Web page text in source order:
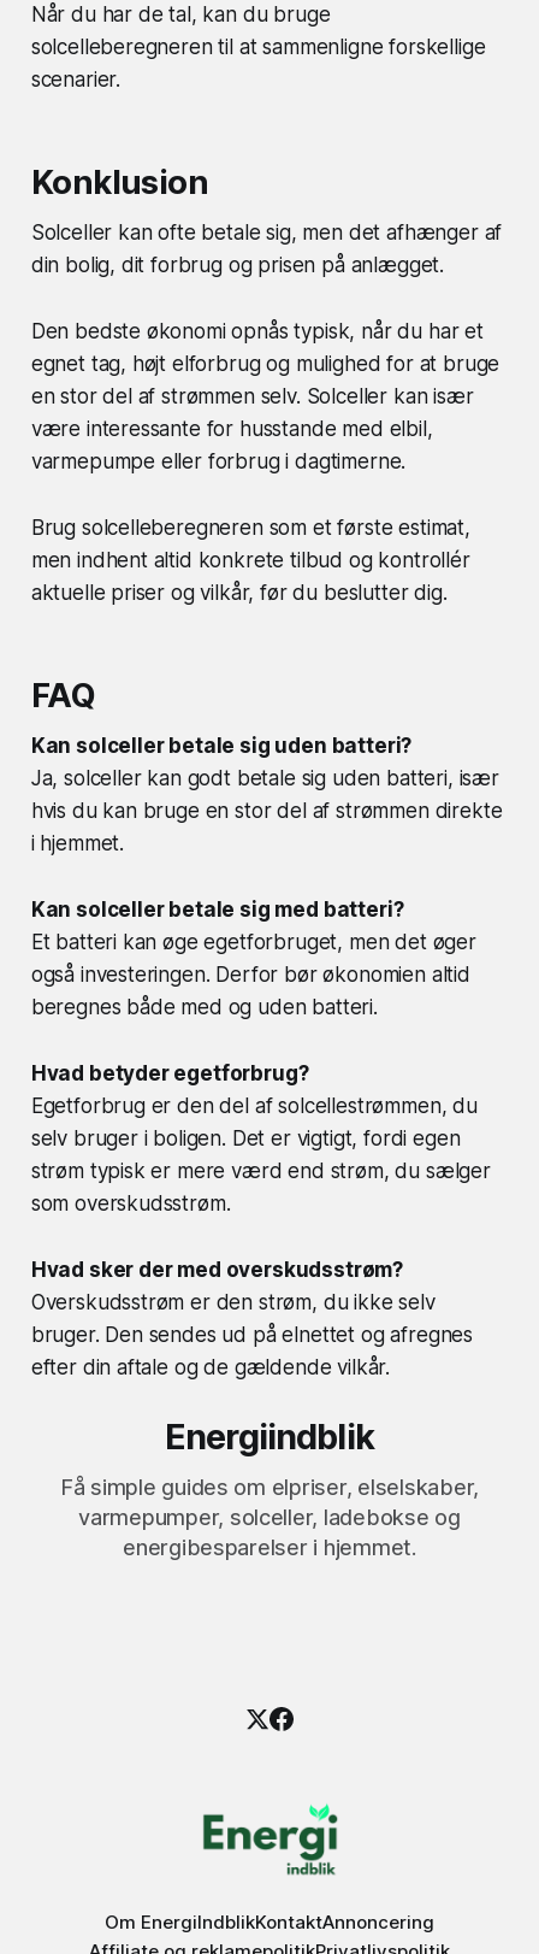
Når du har de tal, kan du bruge
solcelleberegneren til at sammenligne forskellige
scenarier.
Konklusion
Solceller kan ofte betale sig, men det afhænger af
din bolig, dit forbrug og prisen på anlægget.
Den bedste økonomi opnås typisk, når du har et
egnet tag, højt elforbrug og mulighed for at bruge
en stor del af strømmen selv. Solceller kan især
være interessante for husstande med elbil,
varmepumpe eller forbrug i dagtimerne.
Brug solcelleberegneren som et første estimat,
men indhent altid konkrete tilbud og kontrollér
aktuelle priser og vilkår, før du beslutter dig.
FAQ
Kan solceller betale sig uden batteri?
Ja, solceller kan godt betale sig uden batteri, især
hvis du kan bruge en stor del af strømmen direkte
i hjemmet.
Kan solceller betale sig med batteri?
Et batteri kan øge egetforbruget, men det øger
også investeringen. Derfor bør økonomien altid
beregnes både med og uden batteri.
Hvad betyder egetforbrug?
Egetforbrug er den del af solcellestrømmen, du
selv bruger i boligen. Det er vigtigt, fordi egen
strøm typisk er mere værd end strøm, du sælger
som overskudsstrøm.
Hvad sker der med overskudsstrøm?
Overskudsstrøm er den strøm, du ikke selv
bruger. Den sendes ud på elnettet og afregnes
efter din aftale og de gældende vilkår.
Energiindblik
Få simple guides om elpriser, elselskaber,
varmepumper, solceller, ladebokse og
energibesparelser i hjemmet.
Om EnergiIndblikKontaktAnnoncering